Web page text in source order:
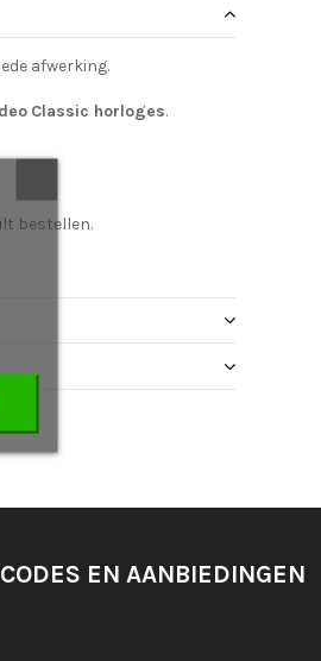
afwerking.
Classic horloges.
bestellen.
EN AANBIEDINGEN